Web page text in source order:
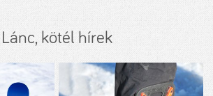
Lánc, kötél hírek